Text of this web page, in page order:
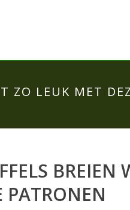
ZO LEUK MET
PATRONEN